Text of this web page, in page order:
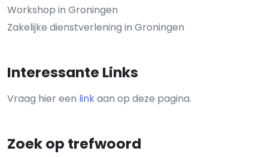
Workshop in Groningen
Zakelijke dienstverlening in Groningen
Interessante Links
Vraag hier een linkaan op deze pagina.
Zoek op trefwoord